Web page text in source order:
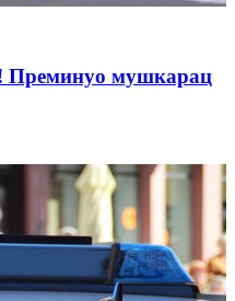
Преминуо мушкарац